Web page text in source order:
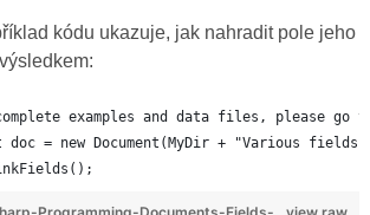
kódu ukazuje, jak nahradit pole jeho
examples and data files, please go
doc = new Document(MyDir + "Various